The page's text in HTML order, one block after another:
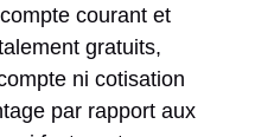
courant et
gratuits,
ni cotisation
par rapport aux